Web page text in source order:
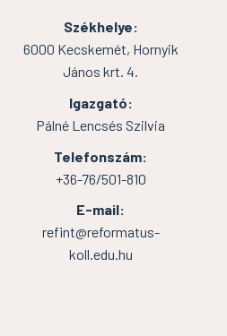
Székhelye:
6000 Kecskemét, Hornyik
János krt. 4.
Igazgató:
Pálné Lencsés Szilvia
Telefonszám:
+36-76/501-810
E-mail:
refint@reformatus-
koll.edu.hu